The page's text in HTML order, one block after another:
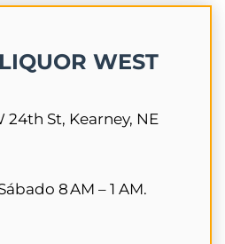
WEST
24th St, Kearney, NE
8 AM – 1 AM.